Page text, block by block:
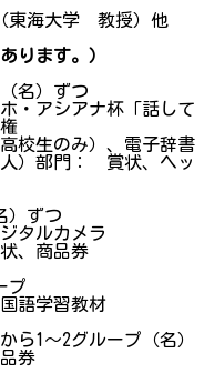
東海大学 教授）他
ります。）
名）ずつ
アシアナ杯「話して
）、電子辞書
）部門： 賞状、ヘッ
）ずつ
ルカメラ
、商品券
プ
学習教材
ら1～2グループ（名）
券